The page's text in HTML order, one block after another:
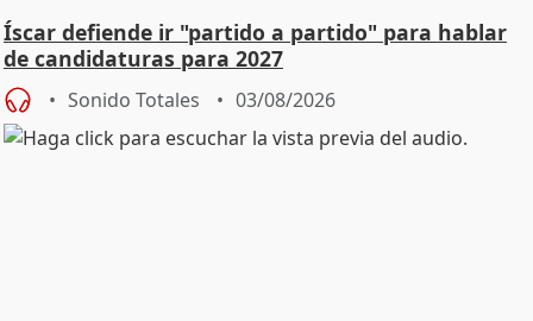
Íscar defiende ir "partido a partido" para hablar
de candidaturas para 2027
Sonido Totales 03/08/2026